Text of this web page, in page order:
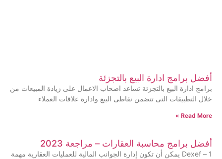
أفضل برامج ادارة البيع بالتجزئة
برامج ادارة البيع بالتجزئة تساعد اصحاب الاعمال على زيادة المبيعات من
خلال التطبيقات التى تتضمن نقاطى البيع وادارة علاقات العملاء
Read More »
أفضل برامج محاسبة العقارات – مراجعة 2023
1 – Dexef يمكن أن تكون إدارة الجوانب المالية للعمليات العقارية مهمة